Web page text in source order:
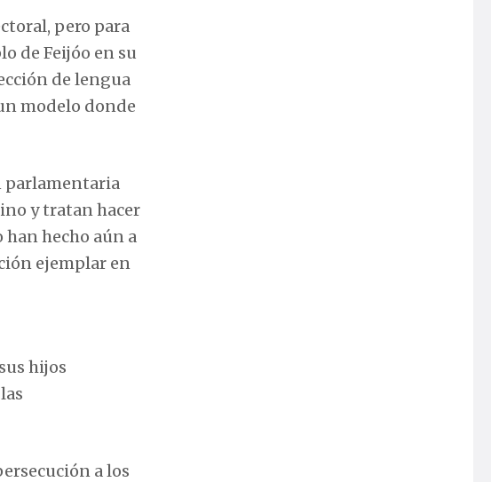
pero para
de Feijóo en su
de lengua
modelo donde
parlamentaria
y tratan hacer
hecho aún a
ejemplar en
hijos
a los